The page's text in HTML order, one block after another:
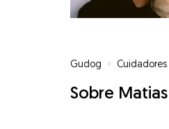
Gudog »
Sobre Matias